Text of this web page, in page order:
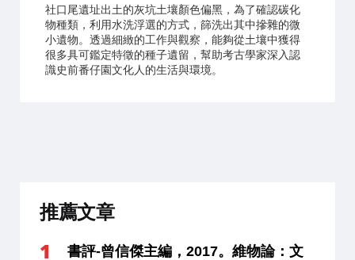
社口尾遺址出土的灰坑土壤顏色偏黑，為了確認碳化
物種類，利用水洗浮選的方式，篩洗出其中摻雜的微
小遺物。透過細緻的工作與觀察，能夠從土壤中獲得
很多具可鑑定特徵的種子遺留，幫助考古學家深入認
識史前番仔園文化人的生活與環境。
推薦文章
書評-曾信傑主編，2017。維物論：文